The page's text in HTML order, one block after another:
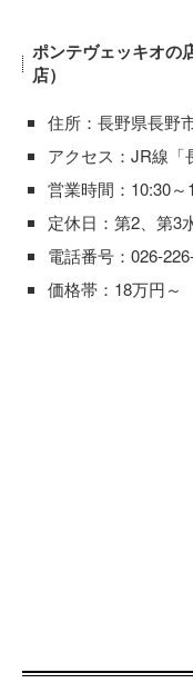
ポンテヴェッキオの
店）
住所：長野県長野
アクセス：JR線「
営業時間：10:30～
定休日：第2、第3
電話番号：026-
価格帯：18万円～